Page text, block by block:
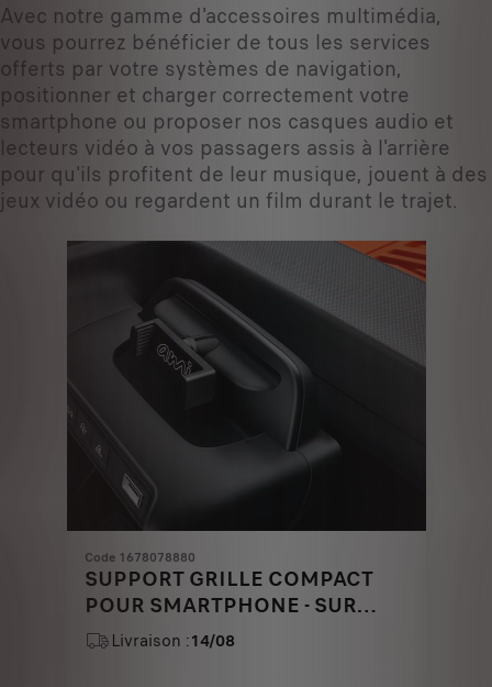
Avec notre gamme d'accessoires multimédia,
vous pourrez bénéficier de tous les services
offerts par votre systèmes de navigation,
positionner et charger correctement votre
smartphone ou proposer nos casques audio et
lecteurs vidéo à vos passagers assis à l'arrière
pour qu'ils profitent de leur musique, jouent à des
jeux vidéo ou regardent un film durant le trajet.
Code 1678078880
SUPPORT GRILLE COMPACT
POUR SMARTPHONE - SUR
AERATEUR
Livraison :14/08